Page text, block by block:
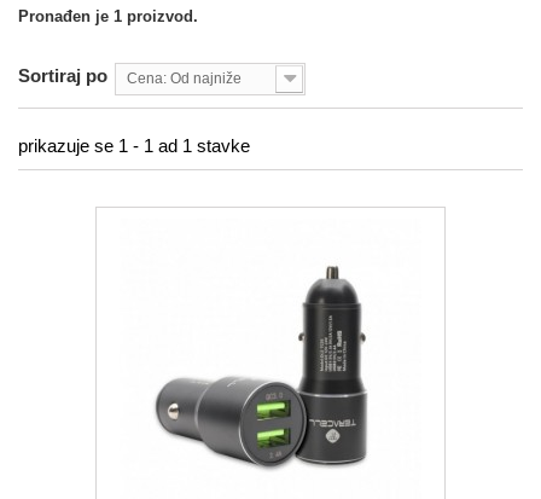
Pronađen je 1 proizvod.
Sortiraj po Cena: Od najniže
prikazuje se 1 - 1 ad 1 stavke